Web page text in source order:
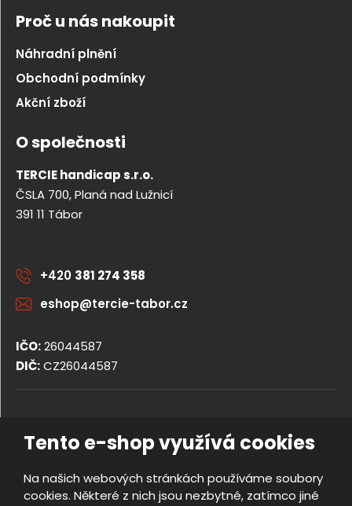
Tento e-shop využívá cookies
Na našich webových stránkách používáme soubory
cookies. Některé z nich jsou nezbytné, zatímco jiné
Proč u nás nakoupit
Náhradní plnění
Obchodní podmínky
Akční zboží
O společnosti
TERCIE handicap s.r.o.
ČSLA 700, Planá nad Lužnicí
391 11 Tábor
+420 381 274 358
eshop@tercie-tabor.cz
IČO:26044587
DIČ:CZ26044587
Obchodní podmínky
Prohlášení o přístupnosti
Nastavení cookies